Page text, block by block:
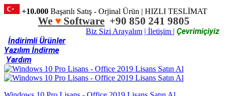
+10.000 Başarılı Satış - Orjinal Ürün | HIZLI TESLİMAT
We ♥ Software +90 850 241 9805
Biz Sizi Arayalım | İletişim | Çevrimiçiyiz
İndirimli Ürünler
Yazılım İndirme
Yardım